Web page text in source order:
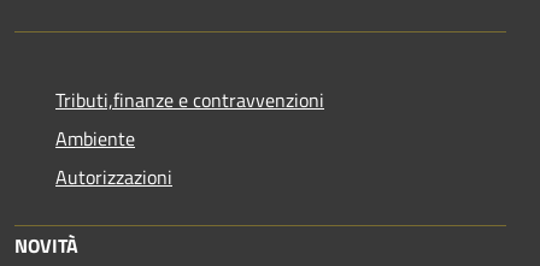
Tributi,finanze e contravvenzioni
Ambiente
Autorizzazioni
NOVITÀ